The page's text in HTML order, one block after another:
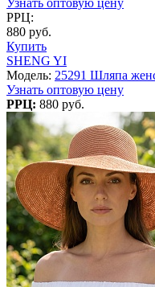
РРЦ:
880 руб.
Купить
SHENG YI
Модель: 25291 Шляпа
Узнать оптовую цену
РРЦ: 880 руб.